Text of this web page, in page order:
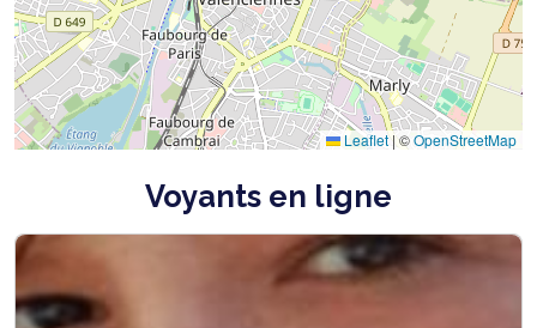
Leaflet|©OpenStreetMap
Voyants en ligne